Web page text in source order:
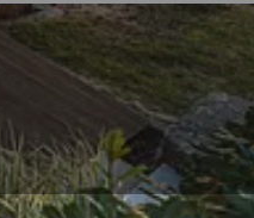
/ 5